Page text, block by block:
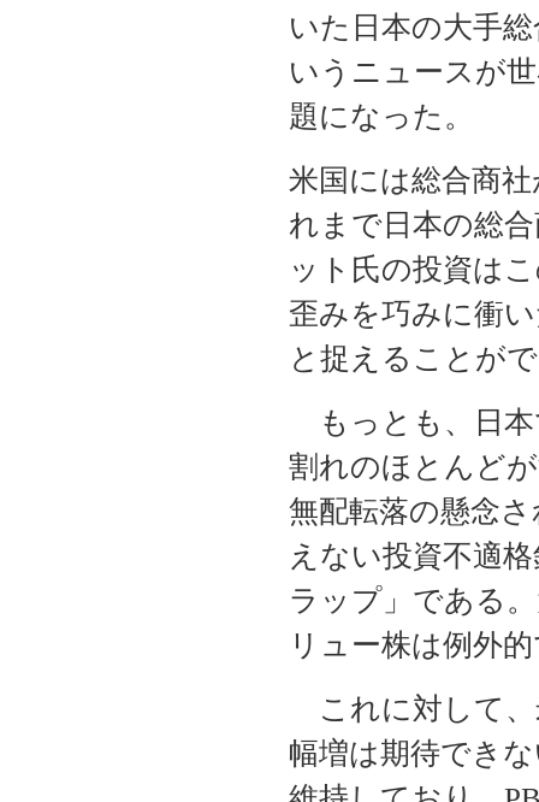
いた日本の大手
いうニュースが
題になった。
米国には総合商
れまで日本の総
ット氏の投資は
歪みを巧みに衝
と捉えることが
もっとも、日本
割れのほとんど
無配転落の懸念
えない投資不適
ラップ」である
リュー株は例外
これに対して、
幅増は期待でき